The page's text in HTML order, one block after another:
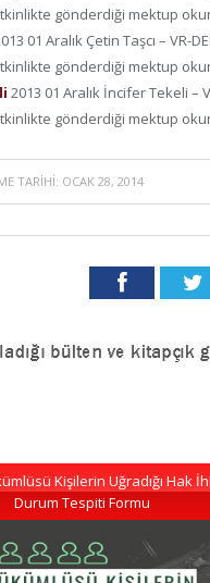
gönderdiği mektup
01 Aralık Çetin Taşcı – VR-
gönderdiği mektup
2013 01 Aralık İncifer Tekeli –
gönderdiği mektup
TARIHI: OCAK 28, 2014
Facebook
Kişilerin Uğradığı Hak
Durum Tespiti Formu